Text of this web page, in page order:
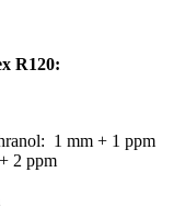
R120:
1 mm + 1 ppm
2 ppm